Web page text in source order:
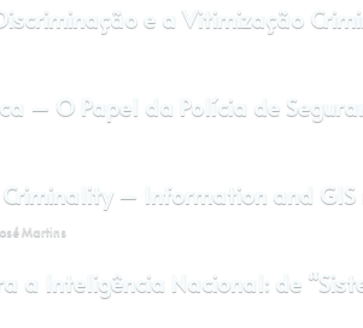
e a Vitimização
– O Papel da Polícia de
– Information and
Martins
a Inteligência Nacional: de